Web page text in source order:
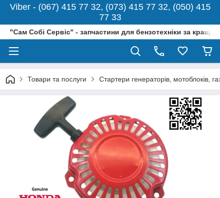
Viber - (067) 415 77 32, (073) 415 77 32, (050) 415
77 33
"Сам Собі Сервіс" - запчастини для бензотехніки за
Товари та послуги Стартери генераторів, мотоблоків,